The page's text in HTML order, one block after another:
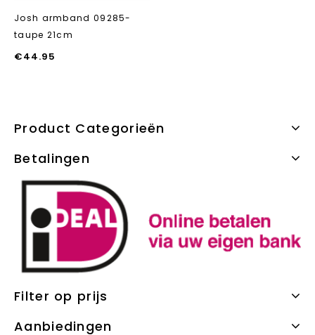
Josh armband 09285-
taupe 21cm
€44.95
Product Categorieën
Betalingen
Filter op prijs
Aanbiedingen